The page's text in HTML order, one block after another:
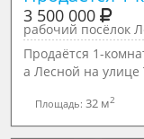
3 500 000
рабочий посёлок
Продаётся 1-
а Лесной на улице
Площадь:32 м2